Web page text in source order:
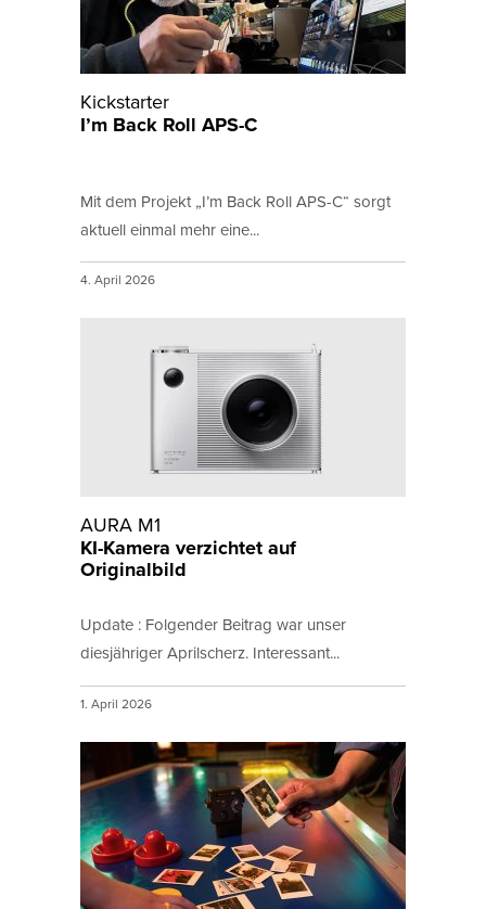
Kickstarter
I’m Back Roll APS-C
Mit dem Projekt „I’m Back Roll APS-C“ sorgt
aktuell einmal mehr eine...
4. April 2026
AURA M1
KI-Kamera verzichtet auf
Originalbild
Update : Folgender Beitrag war unser
diesjähriger Aprilscherz. Interessant...
1. April 2026